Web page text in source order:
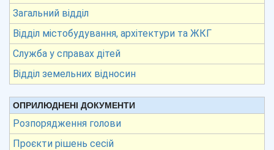
Загальний відділ
Відділ містобудування, архітектури та ЖКГ
Служба у справах дітей
Відділ земельних відносин
ОПРИЛЮДНЕНІ ДОКУМЕНТИ
Розпорядження голови
Проєкти рішень сесій